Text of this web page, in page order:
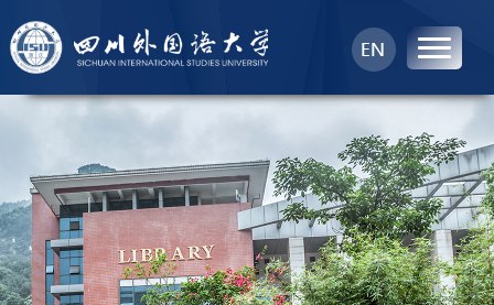
首页
中心概况